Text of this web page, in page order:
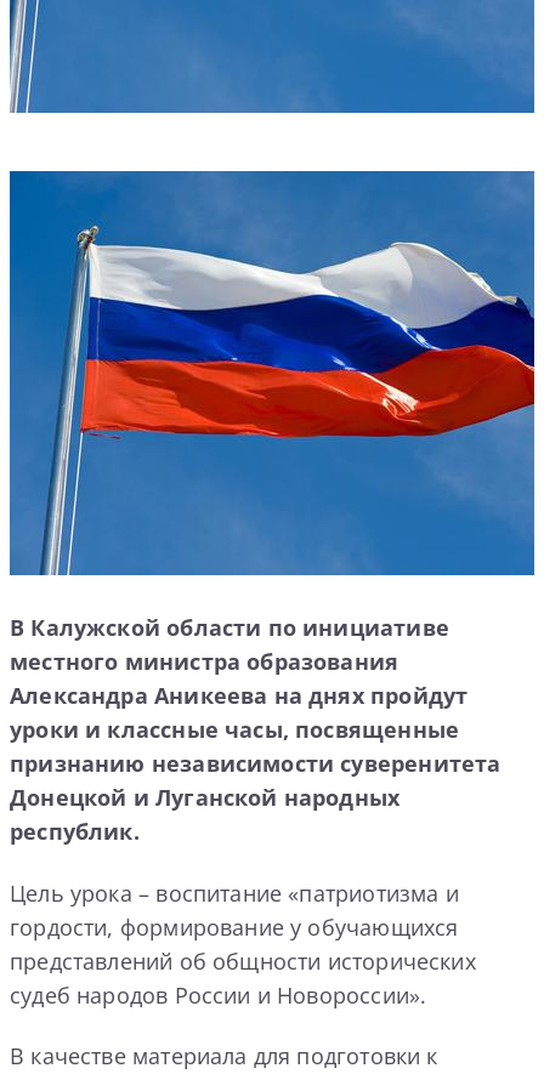
В Калужской области по инициативе
местного министра образования
Александра Аникеева на днях пройдут
уроки и классные часы, посвященные
признанию независимости суверенитета
Донецкой и Луганской народных
республик.
Цель урока – воспитание «патриотизма и
гордости, формирование у обучающихся
представлений об общности исторических
судеб народов России и Новороссии».
В качестве материала для подготовки к